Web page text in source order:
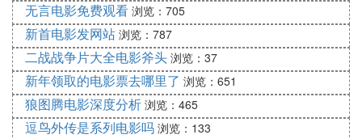
无言电影免费观看 浏览：705
新首电影发网站 浏览：787
二战战争片大全电影斧头 浏览：37
新年领取的电影票去哪里了 浏览：651
狼图腾电影深度分析 浏览：465
逗鸟外传是系列电影吗 浏览：133